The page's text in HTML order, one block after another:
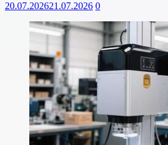
20.07.202621.07.2026 0